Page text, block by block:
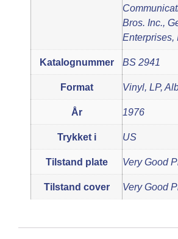
Bros. Inc.,
Enterprises,
Katalognummer BS 2941
Format Vinyl, LP,
År 1976
Trykket i US
Tilstand plate Very Good
Tilstand cover Very Good